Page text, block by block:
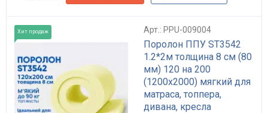
Хит продаж Арт.: PPU-009004
Поролон ППУ ST3542
1.2*2м толщина 8 см (80
мм) 120 на 200
(1200х2000) мягкий для
матраса, топпера,
дивана, кресла